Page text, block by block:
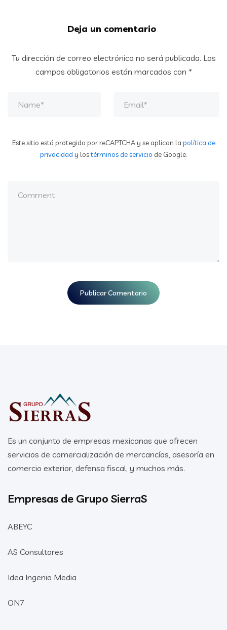
Deja un comentario
Tu dirección de correo electrónico no será publicada. Los
campos obligatorios están marcados con *
Este sitio está protegido por reCAPTCHA y se aplican la política de
privacidad y lostérminos de servicio de Google.
Es un conjunto de empresas mexicanas que ofrecen
servicios de comercialización de mercancías, asesoría en
comercio exterior, defensa fiscal, y muchos más.
Empresas de Grupo SierraS
ABEYC
AS Consultores
Idea Ingenio Media
ON7